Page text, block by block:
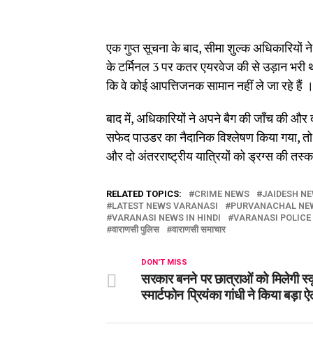
एक गुप्त सूचना के बाद, सीमा शुल्क अधिकारियों
के टर्मिनल 3 पर कतर एयरवेज की से उड़ान भरी
कि वे कोई आपत्तिजनक सामान नहीं ले जा रहे हैं ।
बाद में, अधिकारियों ने अपने बैग की जाँच की
सफेद पाउडर का नैदानिक ​​विश्लेषण किया गया,
और दो अंतरराष्ट्रीय यात्रियों को ड्रग्स की
RELATED TOPICS: CRIME NEWS
JAIDESH
LATEST NEWS VARANASI
PURVANACHAL
VARANASI NEWS IN HINDI
VARANASI POLICE
वाराणसी पुलिस
वाराणसी समाचार
DON'T MISS
सरकार बनने पर छात्राओं को मिलेगी
स्मार्टफोन प्रियंका गांधी ने किया बड़ा